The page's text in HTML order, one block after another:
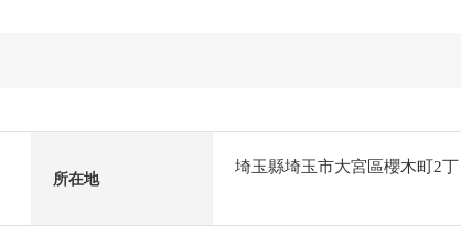
所在地
埼玉縣埼玉市大宮區櫻木町2丁